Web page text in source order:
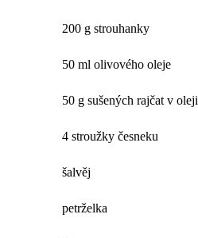
200 g strouhanky
50 ml olivového oleje
50 g sušených rajčat v oleji
4 stroužky česneku
šalvěj
petrželka